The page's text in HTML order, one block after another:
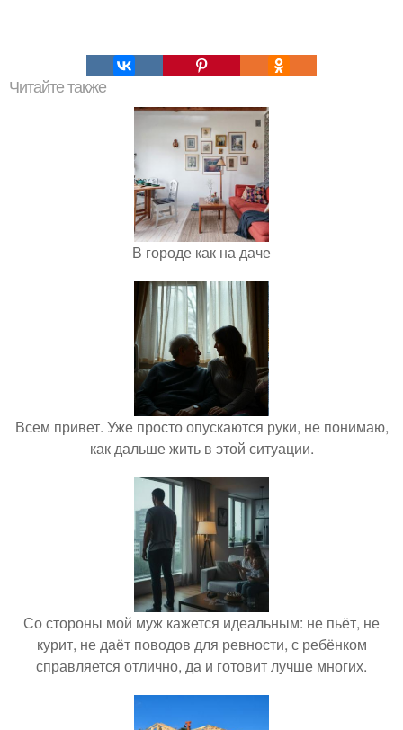
Читайте также
В городе как на даче
Всем привет. Уже просто опускаются руки, не понимаю,
как дальше жить в этой ситуации.
Со стороны мой муж кажется идеальным: не пьёт, не
курит, не даёт поводов для ревности, с ребёнком
справляется отлично, да и готовит лучше многих.